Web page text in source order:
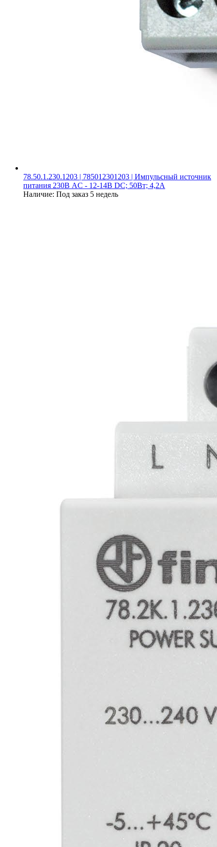
78.50.1.230.1203 | 785012301203 | Импульсный источник
питания 230В AC - 12-14В DC; 50Вт; 4,2А
Наличие: Под заказ 5 недель